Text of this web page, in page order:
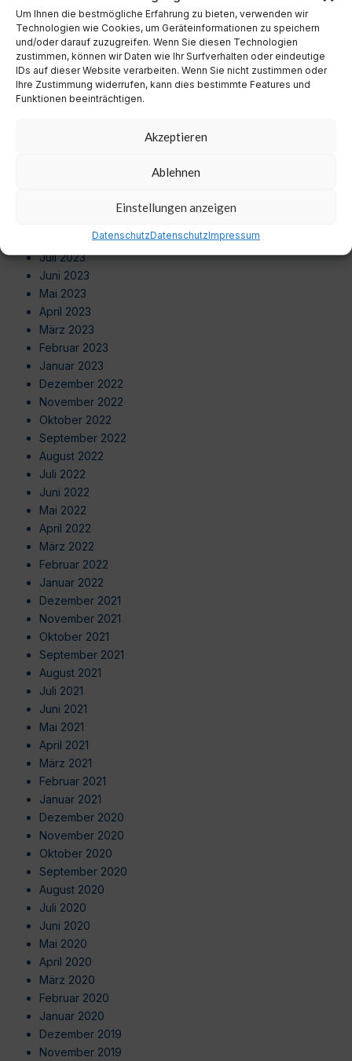
Um Ihnen die bestmögliche Erfahrung zu bieten, verwenden wir
Technologien wie Cookies, um Geräteinformationen zu speichern
und/oder darauf zuzugreifen. Wenn Sie diesen Technologien
zustimmen, können wir Daten wie Ihr Surfverhalten oder eindeutige
IDs auf dieser Website verarbeiten. Wenn Sie nicht zustimmen oder
Ihre Zustimmung widerrufen, kann dies bestimmte Features und
Funktionen beeinträchtigen.
Akzeptieren
Ablehnen
Einstellungen anzeigen
DatenschutzDatenschutzImpressum
August 2024
Juli 2024
Juni 2024
Mai 2024
April 2024
August 2023
Juli 2023
Juni 2023
Mai 2023
April 2023
März 2023
Februar 2023
Januar 2023
Dezember 2022
November 2022
Oktober 2022
September 2022
August 2022
Juli 2022
Juni 2022
Mai 2022
April 2022
März 2022
Februar 2022
Januar 2022
Dezember 2021
November 2021
Oktober 2021
September 2021
August 2021
Juli 2021
Juni 2021
Mai 2021
April 2021
März 2021
Februar 2021
Januar 2021
Dezember 2020
November 2020
Oktober 2020
September 2020
August 2020
Juli 2020
Juni 2020
Mai 2020
April 2020
März 2020
Februar 2020
Januar 2020
Dezember 2019
November 2019